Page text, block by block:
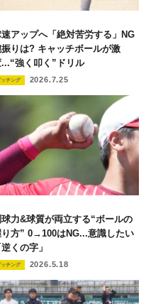
アップへ「絶対苦労する」NG
振りは? キャッチボールが激
強く叩く”ドリル
ッチング 2026.7.25
力&球質が両立する“ボールの
り方” 0→100はNG...意識したい
逆くの字」
ッチング 2026.5.18